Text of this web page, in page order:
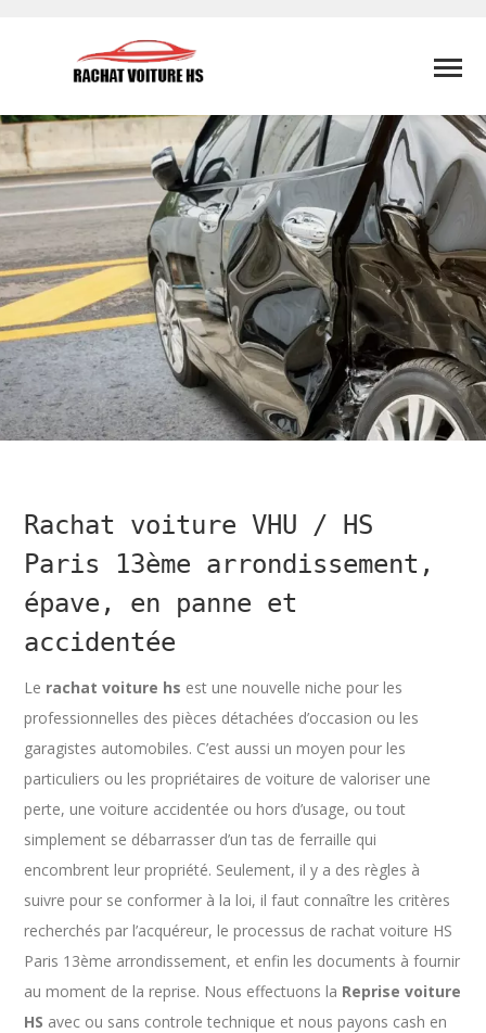
Rachat voiture VHU / HS
Paris 13ème arrondissement,
épave, en panne et
accidentée
Le rachat voiture hs est une nouvelle niche pour les
professionnelles des pièces détachées d’occasion ou les
garagistes automobiles. C’est aussi un moyen pour les
particuliers ou les propriétaires de voiture de valoriser une
perte, une voiture accidentée ou hors d’usage, ou tout
simplement se débarrasser d’un tas de ferraille qui
encombrent leur propriété. Seulement, il y a des règles à
suivre pour se conformer à la loi, il faut connaître les critères
recherchés par l’acquéreur, le processus de rachat voiture HS
Paris 13ème arrondissement, et enfin les documents à fournir
au moment de la reprise. Nous effectuons la Reprise voiture
HS avec ou sans controle technique et nous payons cash en